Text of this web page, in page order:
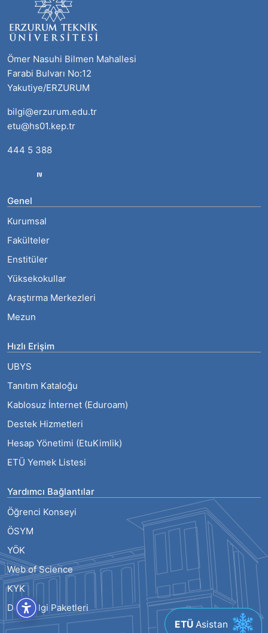
ETÜ Asistan
Ömer Nasuhi Bilmen Mahallesi
Farabi Bulvarı No:12
Yakutiye/ERZURUM
bilgi@erzurum.edu.tr
etu@hs01.kep.tr
444 5 388
Genel
Kurumsal
Fakülteler
Enstitüler
Yüksekokullar
Araştırma Merkezleri
Mezun
Hızlı Erişim
UBYS
Tanıtım Kataloğu
Kablosuz İnternet (Eduroam)
Destek Hizmetleri
Hesap Yönetimi (EtuKimlik)
ETÜ Yemek Listesi
Yardımcı Bağlantılar
Öğrenci Konseyi
ÖSYM
YÖK
Web of Science
KYK
Ders Bilgi Paketleri